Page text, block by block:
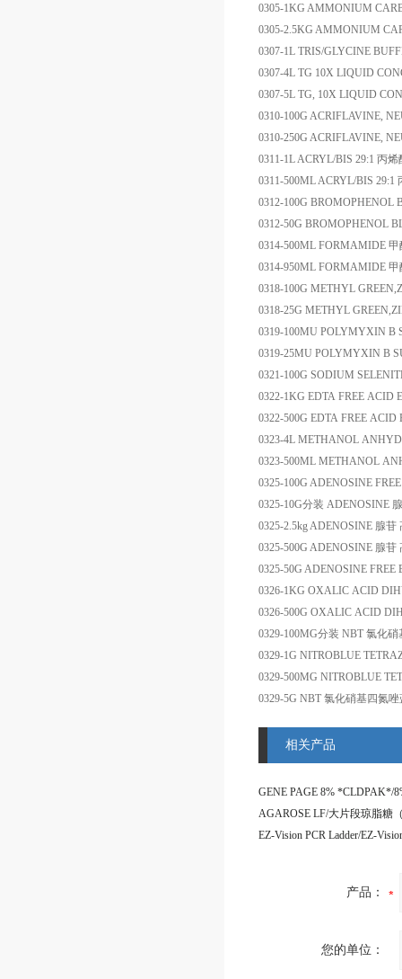
0305-1KG AMMONIUM
0305-2.5KG AMMONIUM
0307-1L TRIS/GLYCINE
0307-4L TG 10X LIQUID
0307-5L TG, 10X LIQUID
0310-100G ACRIFLAVINE,
0310-250G ACRIFLAVINE,
0311-1LACRYL/BIS 29:1 丙烯
0311-500MLACRYL/BIS 29:1
0312-100G BROMOPHENOL
0312-50G BROMOPHENOL
0314-500ML FORMAMIDE 甲
0314-950ML FORMAMIDE 甲
0318-100G METHYL
0318-25G METHYL
0319-100MU POLYMYXIN B
0319-25MU POLYMYXIN B
0321-100G SODIUM
0322-1KG EDTA FREE ACID
0322-500G EDTA FREE ACID
0323-4L METHANOL
0323-500ML METHANOL
0325-100G ADENOSINE
0325-10G分装 ADENOSINE
0325-2.5kgADENOSINE 腺苷
0325-500G ADENOSINE 腺苷
0325-50G ADENOSINE FREE
0326-1KG OXALIC ACID
0326-500G OXALIC ACID
0329-100MG分装 NBT 氯化硝
0329-1G NITROBLUE
0329-500MG NITROBLUE
0329-5G NBT 氯化硝基四氮唑
相关产品
产品：
您的单位：